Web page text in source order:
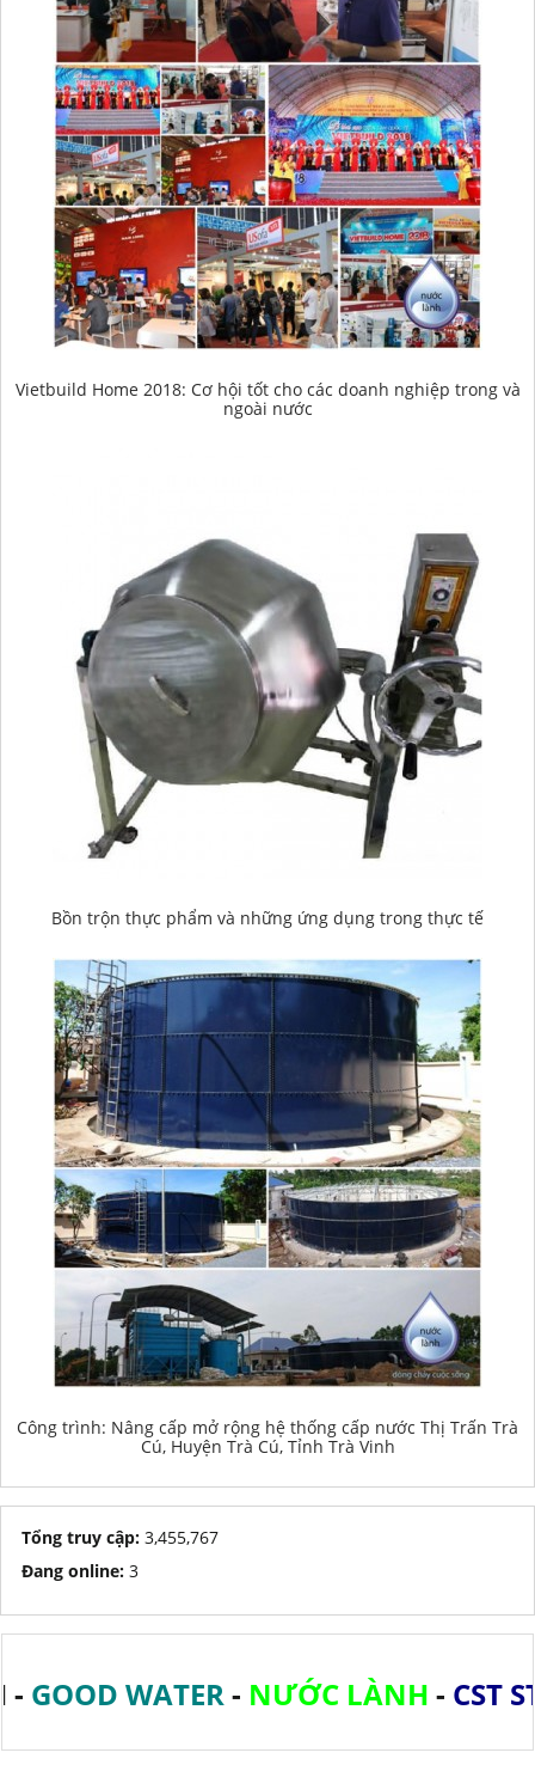
Vietbuild Home 2018: Cơ hội tốt cho các doanh nghiệp trong và
ngoài nước
Bồn trộn thực phẩm và những ứng dụng trong thực tế
Công trình: Nâng cấp mở rộng hệ thống cấp nước Thị Trấn Trà
Cú, Huyện Trà Cú, Tỉnh Trà Vinh
Tổng truy cập: 3,455,767
Đang online: 3
WATER-NƯỚC LÀNH-CST